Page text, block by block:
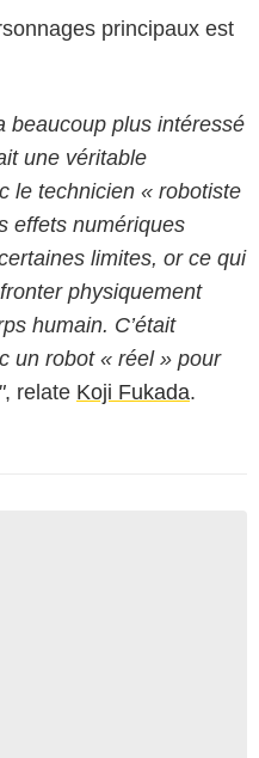
principaux est
beaucoup plus intéressé
une véritable
le technicien « robotiste
effets numériques
limites, or ce qui
physiquement
humain. C’était
un robot « réel » pour
, relate Koji Fukada.